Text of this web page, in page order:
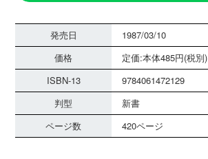
発売日
1987/03/10
価格
定価:本体485円(税別)
ISBN-13
9784061472129
判型
新書
ページ数
420ページ